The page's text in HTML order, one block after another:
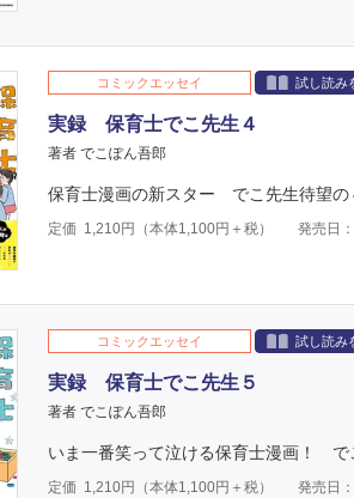
コミックエッセイ 試し読み
実録 保育士でこ先生４
著者 でこぽん吾郎
保育士漫画の新スター でこ先生待望の
定価 1,210円（本体1,100円＋税） 発売日
コミックエッセイ 試し読み
実録 保育士でこ先生５
著者 でこぽん吾郎
いま一番笑って泣ける保育士漫画！ で
定価 1,210円（本体1,100円＋税） 発売日